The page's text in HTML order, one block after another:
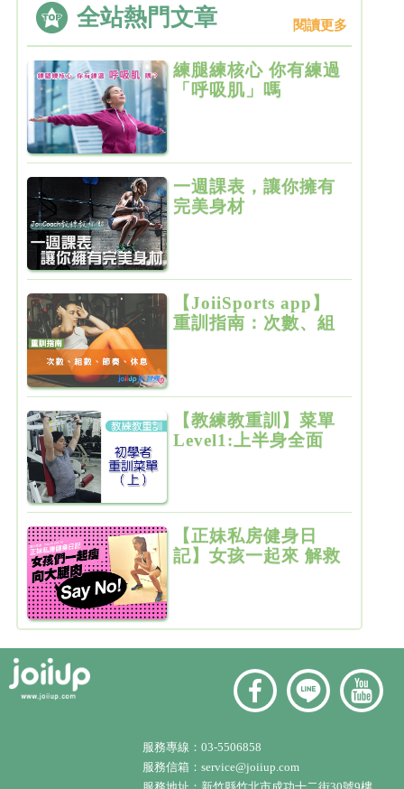
全站熱門文章 閱讀更多
練腿練核心 你有練過
「呼吸肌」嗎
一週課表，讓你擁有
完美身材
【JoiiSports app】
重訓指南：次數、組
【教練教重訓】菜單
Level1:上半身全面
【正妹私房健身日
記】女孩一起來 解救
服務專線： 03-5506858
服務信箱： service@joiiup.com